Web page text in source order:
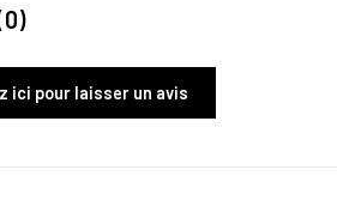
ici pour laisser un avis